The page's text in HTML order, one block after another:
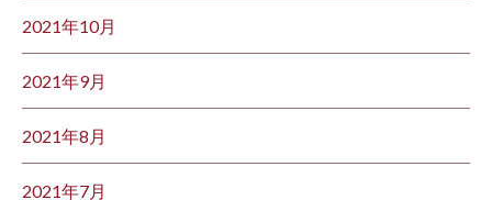
2021年10月
2021年9月
2021年8月
2021年7月